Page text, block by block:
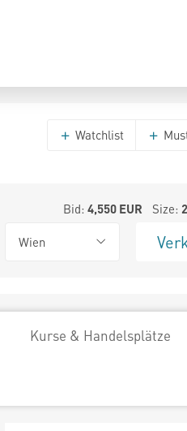
Watchlist
Bid: 4,550EUR Size:
Wien
Kurse & Handelsplätze